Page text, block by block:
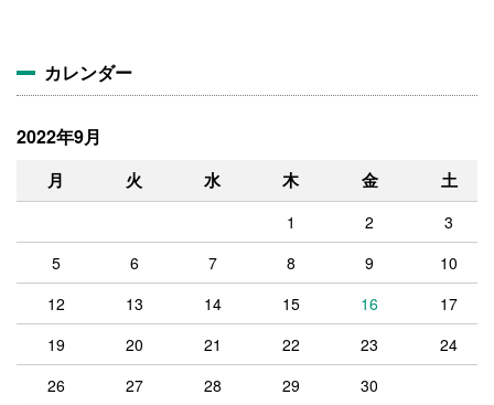
カレンダー
2022年9月
月 火 水 木 金 土
1 2
3
5
6 7 8 9
10
12
13 14 15 16
17
19
20 21 22 23
24
26
27 28 29 30